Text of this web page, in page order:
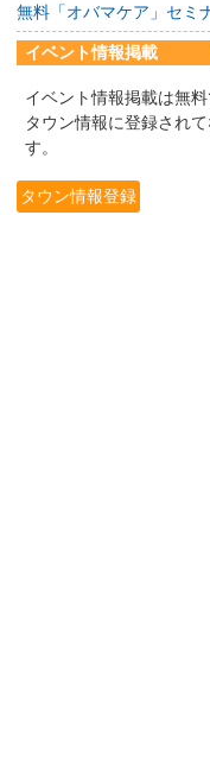
無料「オバマケア」セミ
イベント情報掲載
イベント情報掲載は無料
タウン情報に登録され
す。
タウン情報登録